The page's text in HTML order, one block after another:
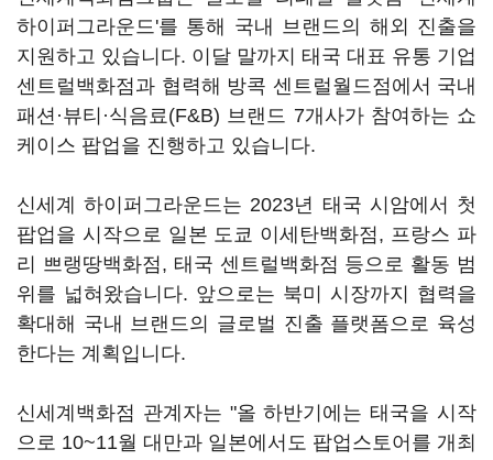
하이퍼그라운드'를 통해 국내 브랜드의 해외 진출을
지원하고 있습니다. 이달 말까지 태국 대표 유통 기업
센트럴백화점과 협력해 방콕 센트럴월드점에서 국내
패션·뷰티·식음료(F&B) 브랜드 7개사가 참여하는 쇼
케이스 팝업을 진행하고 있습니다.
신세계 하이퍼그라운드는 2023년 태국 시암에서 첫
팝업을 시작으로 일본 도쿄 이세탄백화점, 프랑스 파
리 쁘랭땅백화점, 태국 센트럴백화점 등으로 활동 범
위를 넓혀왔습니다. 앞으로는 북미 시장까지 협력을
확대해 국내 브랜드의 글로벌 진출 플랫폼으로 육성
한다는 계획입니다.
신세계백화점 관계자는 "올 하반기에는 태국을 시작
으로 10~11월 대만과 일본에서도 팝업스토어를 개최